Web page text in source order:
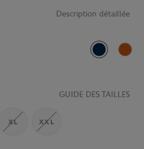
Description détaillée
Marine
GUIDE DES TAILLES
XL XXL